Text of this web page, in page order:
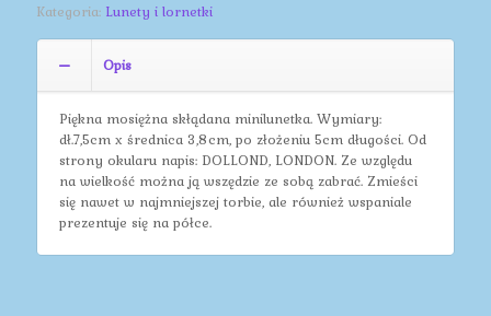
Kategoria: Lunety i lornetki
Opis
Piękna mosiężna skłądana minilunetka. Wymiary:
dł.7,5cm x średnica 3,8cm, po złożeniu 5cm długości. Od
strony okularu napis: DOLLOND, LONDON. Ze względu
na wielkość można ją wszędzie ze sobą zabrać. Zmieści
się nawet w najmniejszej torbie, ale również wspaniale
prezentuje się na półce.